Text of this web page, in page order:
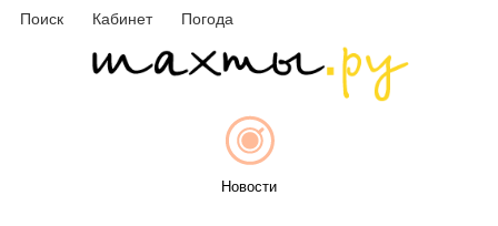
Поиск Кабинет Погода
Новости